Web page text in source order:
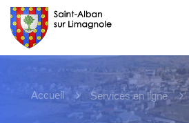
Accueil 5 Services en ligne 5